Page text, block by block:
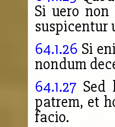
Si uero
suspicentur
64.1.26 Si
nondum
64.1.27Sed
patrem, et
facio.